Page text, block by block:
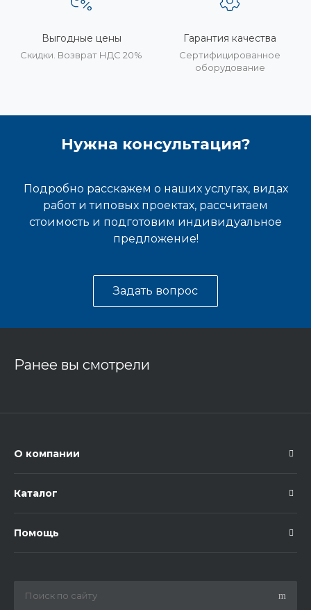
Выгодные цены
Скидки. Возврат НДС 20%
Гарантия качества
Сертифицированное
оборудование
Нужна консультация?
Подробно расскажем о наших услугах, видах
работ и типовых проектах, рассчитаем
стоимость и подготовим индивидуальное
предложение!
Задать вопрос
Ранее вы смотрели
О компании
Каталог
Помощь